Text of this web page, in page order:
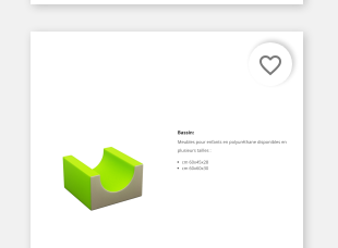
favorite_border